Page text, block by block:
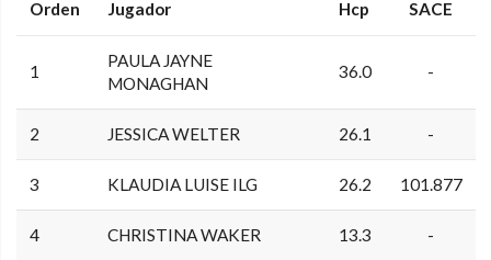
Orden Jugador Hcp SACE
1
PAULA JAYNE
MONAGHAN
36.0 -
2 JESSICA WELTER 26.1 -
3 KLAUDIA LUISE ILG 26.2 101.877
4 CHRISTINA WAKER 13.3 -